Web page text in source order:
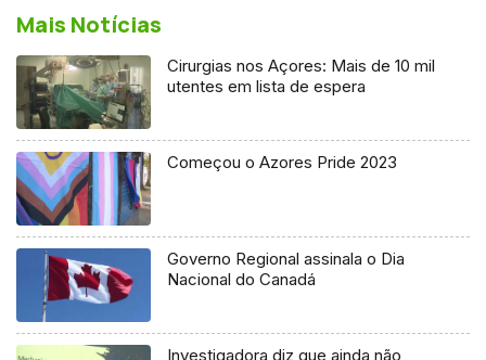
Mais Notícias
Cirurgias nos Açores: Mais de 10 mil
utentes em lista de espera
Começou o Azores Pride 2023
Governo Regional assinala o Dia
Nacional do Canadá
Investigadora diz que ainda não